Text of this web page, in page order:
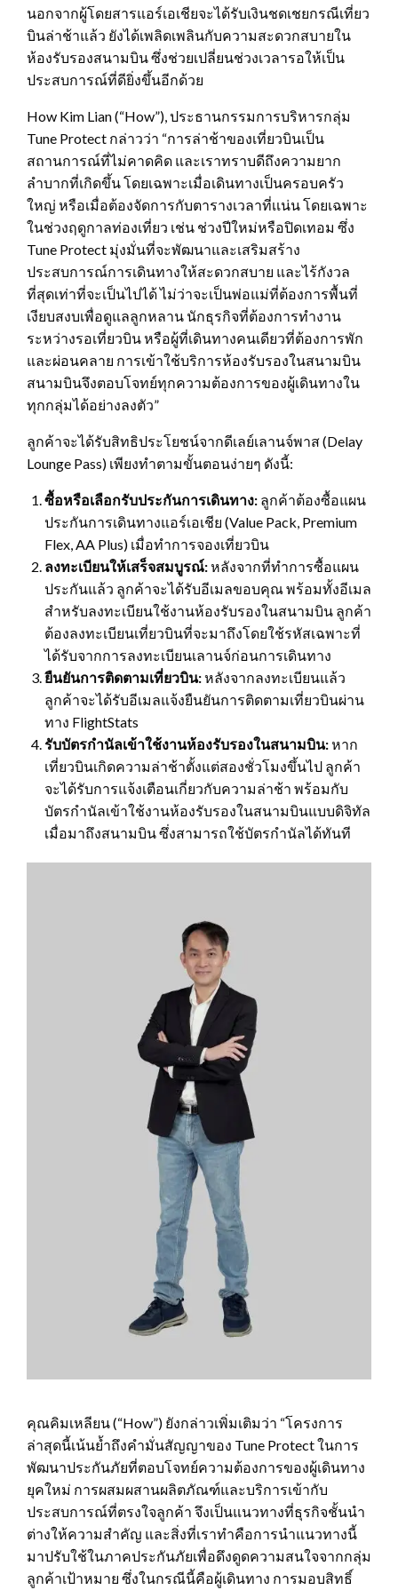
นอกจากผู้โดยสารแอร์เอเชียจะได้รับเงินชดเชยกรณีเที่ยว
บินล่าช้าแล้ว ยังได้เพลิดเพลินกับความสะดวกสบายใน
ห้องรับรองสนามบิน ซึ่งช่วยเปลี่ยนช่วงเวลารอให้เป็น
ประสบการณ์ที่ดียิ่งขึ้นอีกด้วย
How Kim Lian (“How”), ประธานกรรมการบริหารกลุ่ม
Tune Protect กล่าวว่า “การล่าช้าของเที่ยวบินเป็น
สถานการณ์ที่ไม่คาดคิด และเราทราบดีถึงความยาก
ลำบากที่เกิดขึ้น โดยเฉพาะเมื่อเดินทางเป็นครอบครัว
ใหญ่ หรือเมื่อต้องจัดการกับตารางเวลาที่เเน่น โดยเฉพาะ
ในช่วงฤดูกาลท่องเที่ยว เช่น ช่วงปีใหม่หรือปิดเทอม ซึ่ง
Tune Protect มุ่งมั่นที่จะพัฒนาและเสริมสร้าง
ประสบการณ์การเดินทางให้สะดวกสบาย และไร้กังวล
ที่สุดเท่าที่จะเป็นไปได้ ไม่ว่าจะเป็นพ่อแม่ที่ต้องการพื้นที่
เงียบสงบเพื่อดูแลลูกหลาน นักธุรกิจที่ต้องการทำงาน
ระหว่างรอเที่ยวบิน หรือผู้ที่เดินทางคนเดียวที่ต้องการพัก
และผ่อนคลาย การเข้าใช้บริการห้องรับรองในสนามบิน
สนามบินจึงตอบโจทย์ทุกความต้องการของผู้เดินทางใน
ทุกกลุ่มได้อย่างลงตัว”
ลูกค้าจะได้รับสิทธิประโยชน์จากดีเลย์เลานจ์พาส (Delay
Lounge Pass) เพียงทำตามขั้นตอนง่ายๆ ดังนี้:
ซื้อหรือเลือกรับประกันการเดินทาง: ลูกค้าต้องซื้อแผน
ประกันการเดินทางแอร์เอเชีย (Value Pack, Premium
Flex, AA Plus) เมื่อทำการจองเที่ยวบิน
ลงทะเบียนให้เสร็จสมบูรณ์:หลังจากที่ทำการซื้อแผน
ประกันแล้ว ลูกค้าจะได้รับอีเมลขอบคุณ พร้อมทั้งอีเมล
สำหรับลงทะเบียนใช้งานห้องรับรองในสนามบิน ลูกค้า
ต้องลงทะเบียนเที่ยวบินที่จะมาถึงโดยใช้รหัสเฉพาะที่
ได้รับจากการลงทะเบียนเลานจ์ก่อนการเดินทาง
ยืนยันการติดตามเที่ยวบิน:หลังจากลงทะเบียนแล้ว
ลูกค้าจะได้รับอีเมลแจ้งยืนยันการติดตามเที่ยวบินผ่าน
ทาง FlightStats
รับบัตรกำนัลเข้าใช้งานห้องรับรองในสนามบิน:หาก
เที่ยวบินเกิดความล่าช้าตั้งแต่สองชั่วโมงขึ้นไป ลูกค้า
จะได้รับการแจ้งเตือนเกี่ยวกับความล่าช้า พร้อมกับ
บัตรกำนัลเข้าใช้งานห้องรับรองในสนามบินแบบดิจิทัล
เมื่อมาถึงสนามบิน ซึ่งสามารถใช้บัตรกำนัลได้ทันที
คุณคิมเหลียน (“How”) ยังกล่าวเพิ่มเติมว่า “โครงการ
ล่าสุดนี้เน้นย้ำถึงคำมั่นสัญญาของ Tune Protect ในการ
พัฒนาประกันภัยที่ตอบโจทย์ความต้องการของผู้เดินทาง
ยุคใหม่ การผสมผสานผลิตภัณฑ์และบริการเข้ากับ
ประสบการณ์ที่ตรงใจลูกค้า จึงเป็นแนวทางที่ธุรกิจชั้นนำ
ต่างให้ความสำคัญ และสิ่งที่เราทำคือการนำแนวทางนี้
มาปรับใช้ในภาคประกันภัยเพื่อดึงดูดความสนใจจากกลุ่ม
ลูกค้าเป้าหมาย ซึ่งในกรณีนี้คือผู้เดินทาง การมอบสิทธิ์